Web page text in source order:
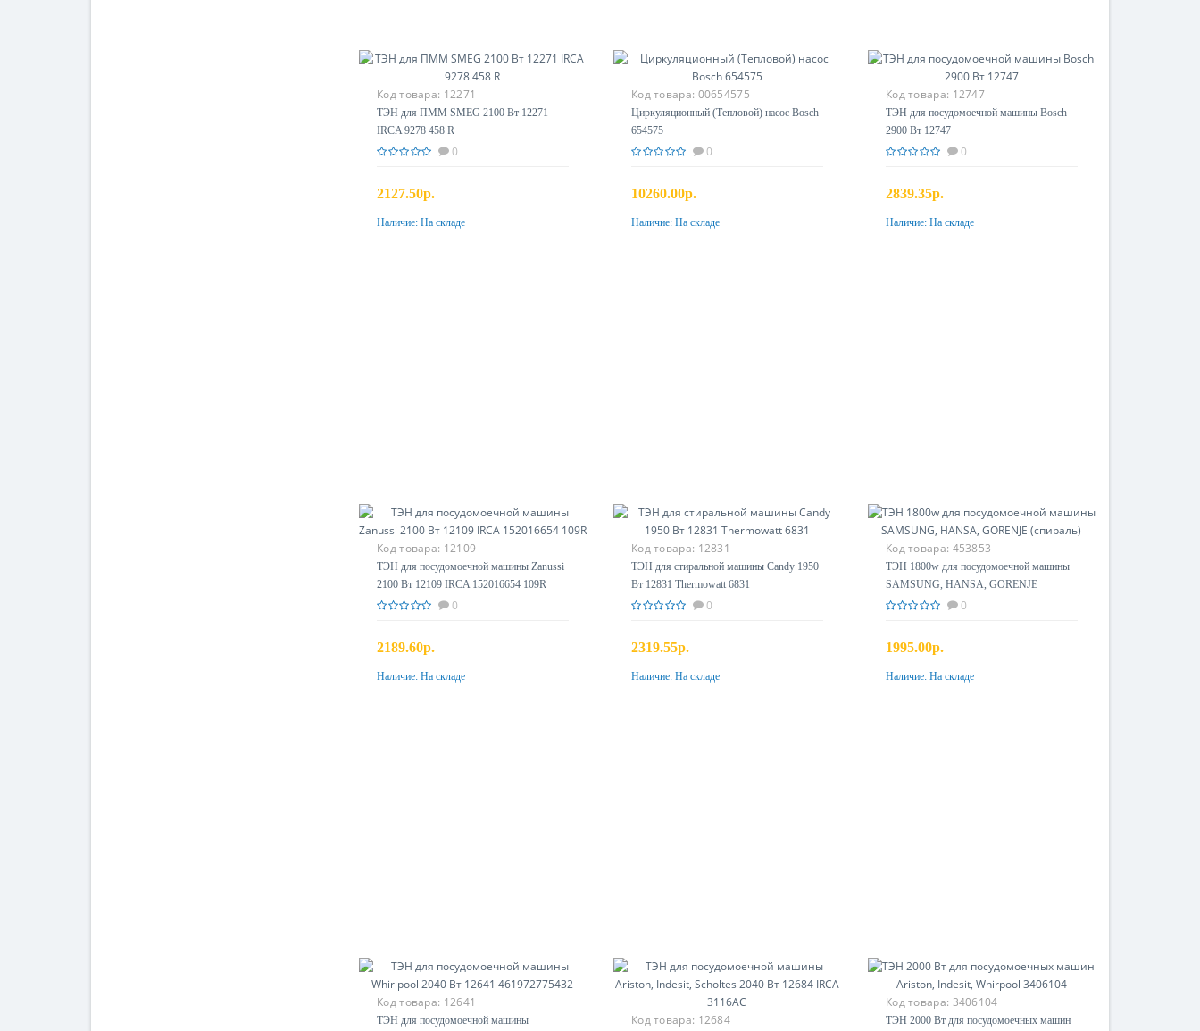
Код товара: 12271
ТЭН для ПММ SMEG 2100 Вт 12271
IRCA 9278 458 R
0
2127.50р.
Купить
Наличие: На складе
Код товара: 00654575
Циркуляционный (Тепловой) насос Bosch
654575
0
10260.00р.
Купить
Наличие: На складе
Код товара: 12747
ТЭН для посудомоечной машины Bosch
2900 Вт 12747
0
2839.35р.
Купить
Наличие: На складе
Код товара: 12109
ТЭН для посудомоечной машины Zanussi
2100 Вт 12109 IRCA 152016654 109R
0
2189.60р.
Купить
Наличие: На складе
Код товара: 12831
ТЭН для стиральной машины Candy 1950
Вт 12831 Thermowatt 6831
0
2319.55р.
Купить
Наличие: На складе
Код товара: 453853
ТЭН 1800w для посудомоечной машины
SAMSUNG, HANSA, GORENJE
(спираль)
0
1995.00р.
Купить
Наличие: На складе
Код товара: 12641
ТЭН для посудомоечной машины Код товара: 12684
Код товара: 3406104
ТЭН 2000 Вт для посудомоечных машин